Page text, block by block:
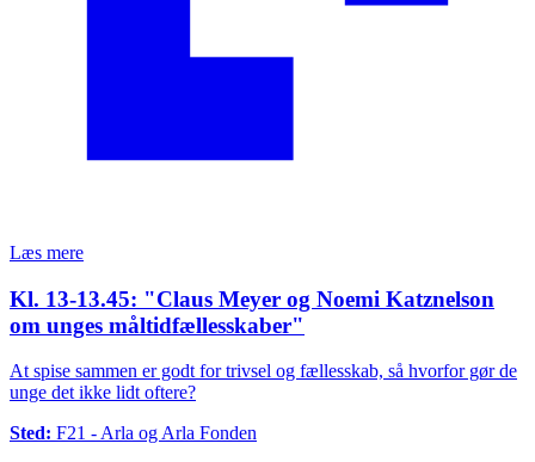
Læs mere
Kl. 13-13.45: "Claus Meyer og Noemi Katznelson
om unges måltidfællesskaber"
At spise sammen er godt for trivsel og fællesskab, så hvorfor gør de
unge det ikke lidt oftere?
Sted: F21 - Arla og Arla Fonden